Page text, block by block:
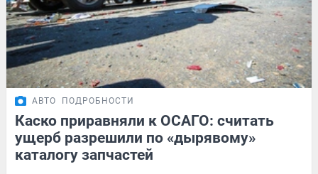
АВТО ПОДРОБНОСТИ
Каско приравняли к ОСАГО: считать
ущерб разрешили по «дырявому»
каталогу запчастей